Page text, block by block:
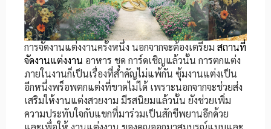
การจัดงานแต่งงานครั้งหนึ่ง นอกจากจะต้องเตรียม สถานที่
จัดงานแต่งงาน อาหาร ชุด การ์ดเชิญแล้วนั้น การตกแต่ง
ภายในงานก็เป็นเรื่องที่สำคัญไม่แพ้กัน ซุ้มงานแต่งเป็น
อีกหนึ่งพร็อพตกแต่งที่ขาดไม่ได้ เพราะนอกจากจะช่วยส่ง
เสริมให้งานแต่งสวยงาม มีรสนิยมแล้วนั้น ยังช่วยเพิ่ม
ความประทับใจกับแขกที่มาร่วมเป็นสักขีพยานอีกด้วย